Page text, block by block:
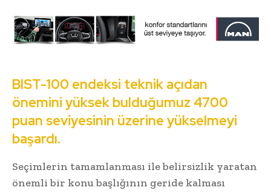
BIST-100 endeksi teknik açıdan
önemini yüksek bulduğumuz 4700
puan seviyesinin üzerine yükselmeyi
başardı.
Seçimlerin tamamlanması ile belirsizlik yaratan
önemli bir konu başlığının geride kalması